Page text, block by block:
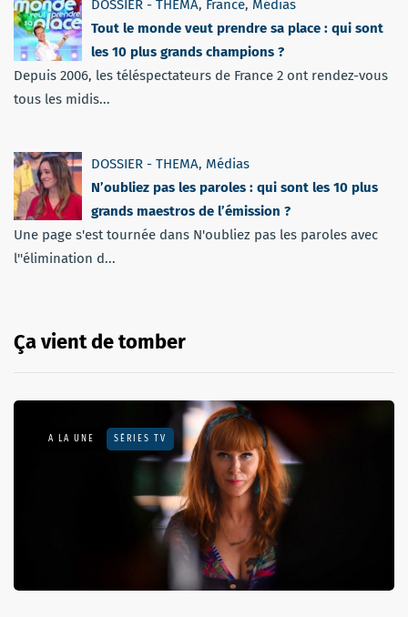
DOSSIER - THEMA, France, Médias
Tout le monde veut prendre sa place : qui sont
les 10 plus grands champions ?
Depuis 2006, les téléspectateurs de France 2 ont rendez-vous
tous les midis...
DOSSIER - THEMA, Médias
N’oubliez pas les paroles : qui sont les 10 plus
grands maestros de l’émission ?
Une page s'est tournée dans N'oubliez pas les paroles avec
l''élimination d...
Ça vient de tomber
A LA UNE SÉRIES TV